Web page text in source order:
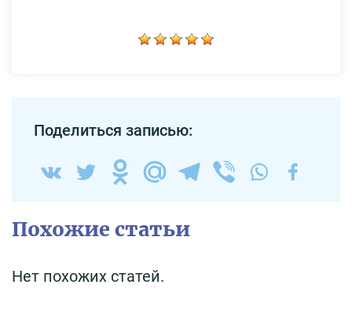
Поделиться записью:
Похожие статьи
Нет похожих статей.